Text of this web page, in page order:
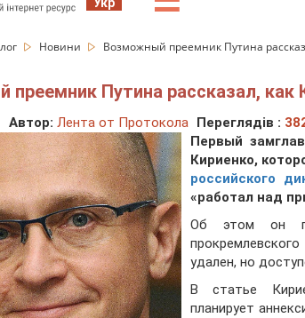
Новини Возможный преемник Путина
Путина рассказал, как
Автор: Лента от Протокола Переглядів :
Первый
Кириенко,
российского
«работал над
Об этом он
удален, но
В статье
планирует